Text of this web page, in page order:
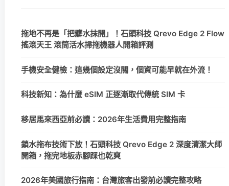
拖地不再是「把髒水抹開」！石頭科技 Qrevo Edge 2 Flow
搖滾天王 滾筒活水掃拖機器人開箱評測
手機安全健檢：這幾個設定沒關，個資可能早就在外流！
科技新知：為什麼 eSIM 正逐漸取代傳統 SIM 卡
移居馬來西亞前必讀：2026年生活費用完整指南
鎖水拖布技術下放！石頭科技 Qrevo Edge 2 深度清潔大師
開箱，拖完地板赤腳踩也乾爽
2026年美國旅行指南：台灣旅客出發前必讀完整攻略